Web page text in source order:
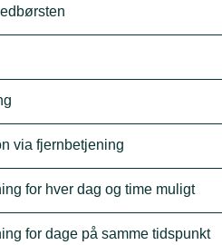
via fjernbetjening
for hver dag og time muligt
for dage på samme tidspunkt